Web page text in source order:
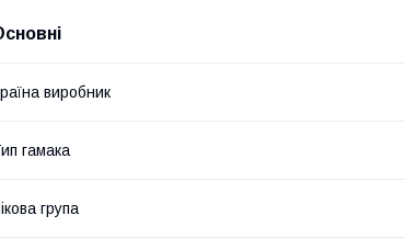
виробник
гамака
група